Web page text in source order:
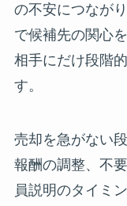
の不安につなが
で候補先の関心
相手にだけ段階
す。
売却を急がない
報酬の調整、不
員説明のタイミ